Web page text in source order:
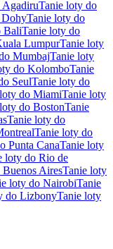
AgadiruTanie loty do
DohyTanie loty do
BaliTanie loty do
LumpurTanie loty
MumbajTanie loty
do KolomboTanie
SeulTanie loty do
do MiamiTanie loty
do BostonTanie
Tanie loty do
Tanie loty do
Punta CanaTanie loty
loty do Rio de
AiresTanie loty
loty do NairobiTanie
do LizbonyTanie loty